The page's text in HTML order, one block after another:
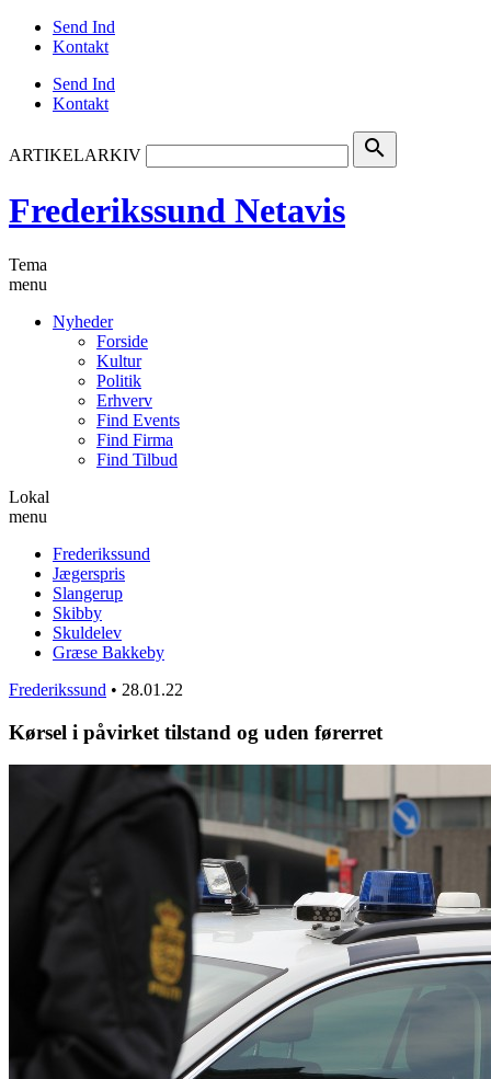
Send Ind
Kontakt
Send Ind
Kontakt
ARTIKELARKIV search
Frederikssund Netavis
Tema
menu
Nyheder
Forside
Kultur
Politik
Erhverv
Find Events
Find Firma
Find Tilbud
Lokal
menu
Frederikssund
Jægerspris
Slangerup
Skibby
Skuldelev
Græse Bakkeby
Frederikssund • 28.01.22
Kørsel i påvirket tilstand og uden førerret